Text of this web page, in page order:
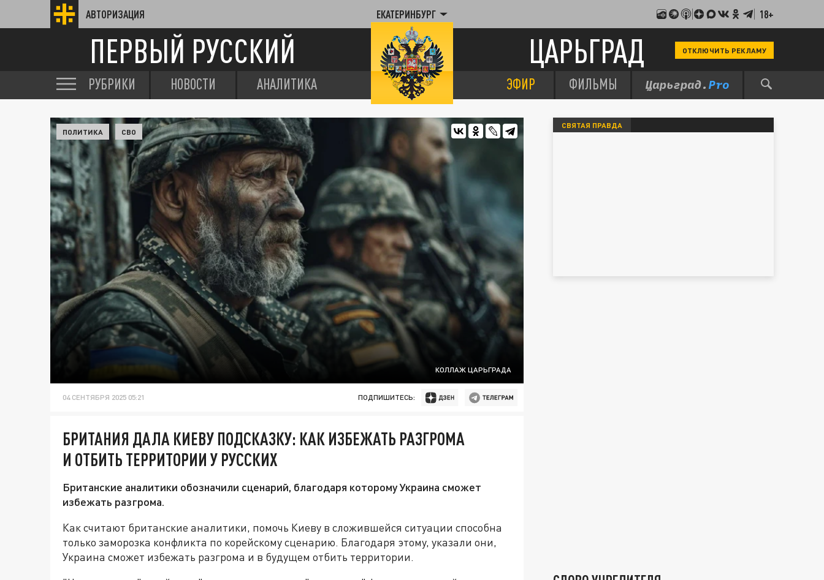
АВТОРИЗАЦИЯ ЕКАТЕРИНБУРГ 18+
ПЕРВЫЙ РУССКИЙ ЦАРЬГРАД ОТКЛЮЧИТЬ РЕКЛАМУ
РУБРИКИ НОВОСТИ АНАЛИТИКА ЭФИР ФИЛЬМЫ
КОЛЛАЖ ЦАРЬГРАДА
ПОЛИТИКА СВО
04 СЕНТЯБРЯ 2025 05:21 ПОДПИШИТЕСЬ:
БРИТАНИЯ ДАЛА КИЕВУ ПОДСКАЗКУ: КАК ИЗБЕЖАТЬ РАЗГРОМА
И ОТБИТЬ ТЕРРИТОРИИ У РУССКИХ
Британские аналитики обозначили сценарий, благодаря которому Украина сможет
избежать разгрома.
Как считают британские аналитики, помочь Киеву в сложившейся ситуации способна
только заморозка конфликта по корейскому сценарию. Благодаря этому, указали они,
Украина сможет избежать разгрома и в будущем отбить территории.
СВЯТАЯ ПРАВДА